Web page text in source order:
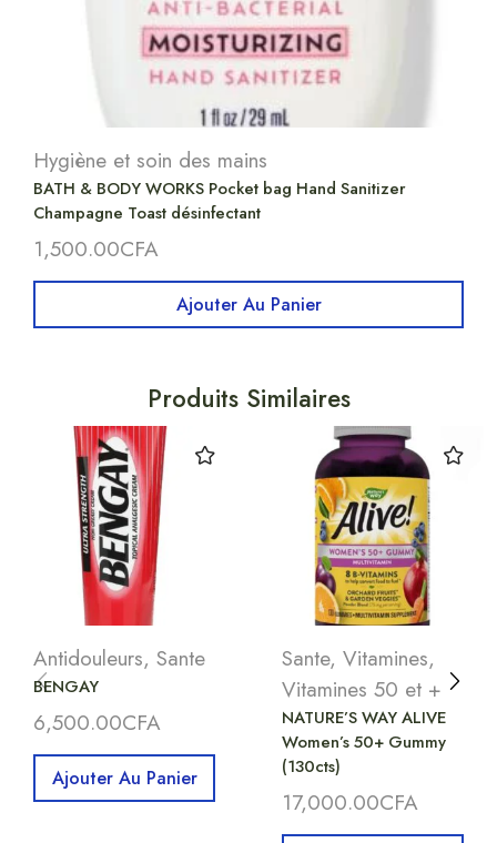
Hygiène et soin des mains
BATH & BODY WORKS Pocket bag Hand Sanitizer
Champagne Toast désinfectant
1,500.00CFA
Ajouter Au Panier
Produits Similaires
Antidouleurs, Sante
BENGAY
6,500.00CFA
Ajouter Au Panier
Sante, Vitamines,
Vitamines 50 et +
NATURE’S WAY ALIVE
Women’s 50+ Gummy
(130cts)
17,000.00CFA